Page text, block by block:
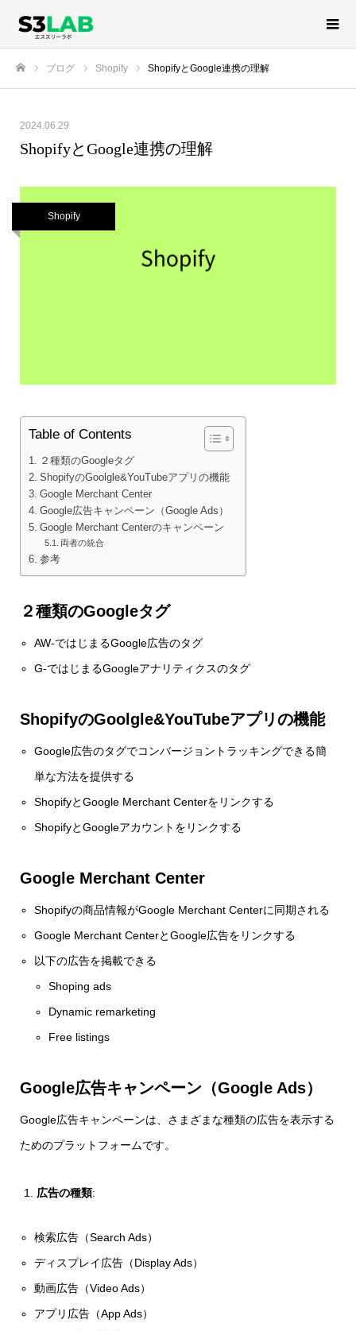
ブログ Shopify ShopifyとGoogle連携の理解
2024.06.29
ShopifyとGoogle連携の理解
Shopify
Table of Contents
２種類のGoogleタグ
ShopifyのGoolgle&YouTubeアプリの機能
Google Merchant Center
Google広告キャンペーン（Google Ads）
Google Merchant Centerのキャンペーン
両者の統合
参考
２種類のGoogleタグ
AW-ではじまるGoogle広告のタグ
G-ではじまるGoogleアナリティクスのタグ
ShopifyのGoolgle&YouTubeアプリの機能
Google広告のタグでコンバージョントラッキングできる簡
単な方法を提供する
ShopifyとGoogle Merchant Centerをリンクする
ShopifyとGoogleアカウントをリンクする
Google Merchant Center
Shopifyの商品情報がGoogle Merchant Centerに同期される
Google Merchant CenterとGoogle広告をリンクする
以下の広告を掲載できる
Shoping ads
Dynamic remarketing
Free listings
Google広告キャンペーン（Google Ads）
Google広告キャンペーンは、さまざまな種類の広告を表示する
ためのプラットフォームです。
広告の種類:
検索広告（Search Ads）
ディスプレイ広告（Display Ads）
動画広告（Video Ads）
アプリ広告（App Ads）